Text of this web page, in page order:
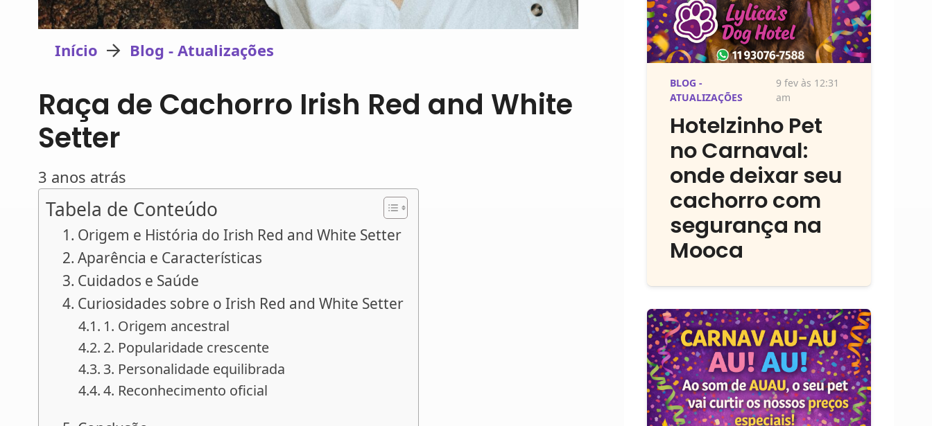
Início Blog - Atualizações
Raça de Cachorro Irish Red and White
Setter
3 anos atrás
Tabela de Conteúdo
Origem e História do Irish Red and White Setter
Aparência e Características
Cuidados e Saúde
Curiosidades sobre o Irish Red and White Setter
1. Origem ancestral
2. Popularidade crescente
3. Personalidade equilibrada
4. Reconhecimento oficial
BLOG -
ATUALIZAÇÕES
9 fev às 12:31
am
Hotelzinho Pet
no Carnaval:
onde deixar seu
cachorro com
segurança na
Mooca